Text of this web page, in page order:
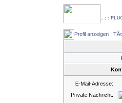
...:::
Profil anzeigen :
E-Mail-Adresse:
Private Nachricht: